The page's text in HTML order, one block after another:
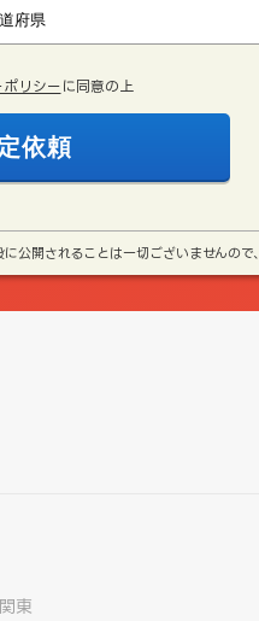
ポリシー に同意の上
公開されることは一切ございませんの
関東